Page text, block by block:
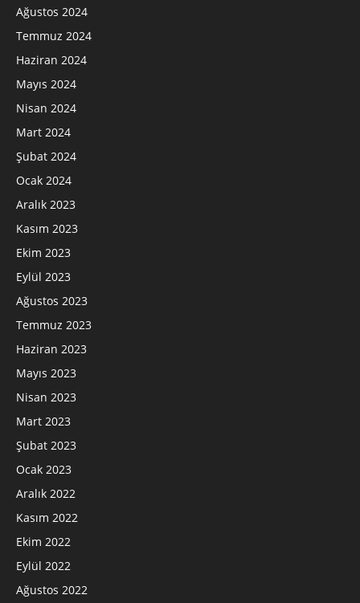
Ağustos 2024
Temmuz 2024
Haziran 2024
Mayıs 2024
Nisan 2024
Mart 2024
Şubat 2024
Ocak 2024
Aralık 2023
Kasım 2023
Ekim 2023
Eylül 2023
Ağustos 2023
Temmuz 2023
Haziran 2023
Mayıs 2023
Nisan 2023
Mart 2023
Şubat 2023
Ocak 2023
Aralık 2022
Kasım 2022
Ekim 2022
Eylül 2022
Ağustos 2022